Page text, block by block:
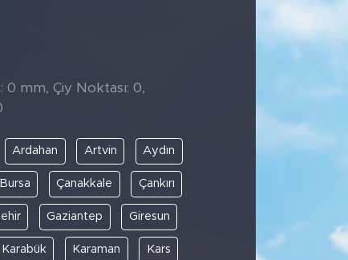
0 mm, Çiy Noktası: 0,
Ardahan Artvin Aydın
Bursa Çanakkale Çankırı
Gaziantep Giresun
Karabük Karaman Kars